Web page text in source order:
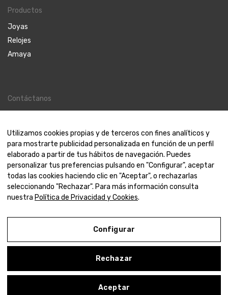
Productos
Joyas
Relojes
Amaya
Contáctanos
Nosotros
© 2000-2024 Amaya Joyeros
Utilizamos cookies propias y de terceros con fines analíticos y
para mostrarte publicidad personalizada en función de un perfil
elaborado a partir de tus hábitos de navegación. Puedes
personalizar tus preferencias pulsando en "Configurar", aceptar
todas las cookies haciendo clic en "Aceptar", o rechazarlas
seleccionando "Rechazar". Para más información consulta
nuestra Política de Privacidad y Cookies.
Configurar
Rechazar
Aceptar
Política de Privacidad y Cookies
Condiciones de compra